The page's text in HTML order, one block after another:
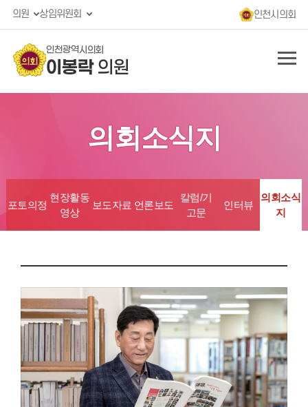
의원 상임위원회 인천시의회
인천광역시의회
이봉락의원
의회소식지
포토의정
현장활동
영상
보도자료 언론보도
칼럼/기
고문
인터뷰
의회소식
지